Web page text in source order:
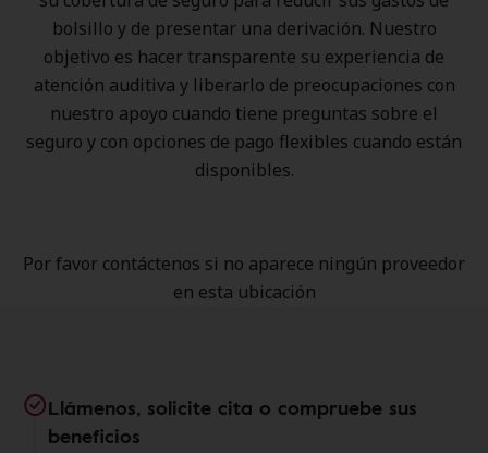
bolsillo y de presentar una derivación. Nuestro
objetivo es hacer transparente su experiencia de
atención auditiva y liberarlo de preocupaciones con
nuestro apoyo cuando tiene preguntas sobre el
seguro y con opciones de pago flexibles cuando están
disponibles.
Por favor contáctenos si no aparece ningún proveedor
en esta ubicación
Llámenos, solicite cita o compruebe sus
beneficios